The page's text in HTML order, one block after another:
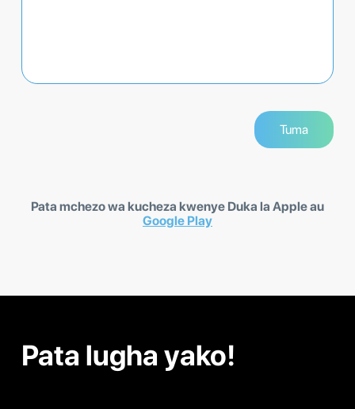
Pata mchezo wa kucheza kwenye Duka la Apple au
Google Play
Pata lugha yako!